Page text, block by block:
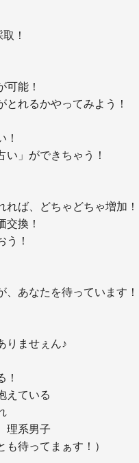
！
能！
れるかやってみよう！
！
」ができちゃう！
ば、どちゃどちゃ増加！
換！
！
あなたを待っています！
りませぇん♪
！
えている
理系男子